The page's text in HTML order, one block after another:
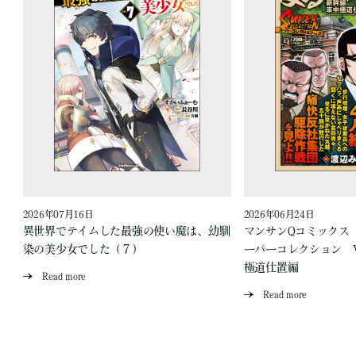
2026年07月16日
異世界でテイムした最強の使い魔は、幼馴
染の美少女でした（７）
Read more
2026年06月24日
マンサンQコミック
ーパーコレクション
極道仕置編
Read more